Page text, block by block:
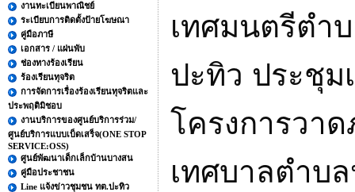
งานทะเบียนพาณิชย์
ระเบียบการติดตั้งป้ายโฆษณา
คู่มือภาษี
เอกสาร / แผ่นพับ
ช่องทางร้องเรียน
ร้องเรียนทุจริต
การจัดการเรื่องร้องเรียนทุจริตและ
ประพฤติมิชอบ
งานบริการของศูนย์บริการร่วม/
ศูนย์บริการแบบเบ็ดเสร็จ(ONE STOP
SERVICE:OSS)
ศูนย์พัฒนาเด็กเล็กบ้านบางสน
คู่มือประชาชน
Line แจ้งข่าวชุมชน ทต.ปะทิว
เทศมนตรีตำ
ปะทิว ประชุ
โครงการวา
เทศบาลตำบ